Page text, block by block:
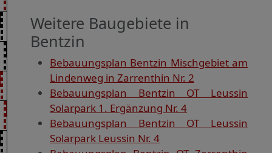
Weitere Baugebiete in
Bentzin
Bebauungsplan Bentzin Mischgebiet am
Lindenweg in Zarrenthin Nr. 2
Bebauungsplan Bentzin OT Leussin
Solarpark 1. Ergänzung Nr. 4
Bebauungsplan Bentzin OT Leussin
Solarpark Leussin Nr. 4